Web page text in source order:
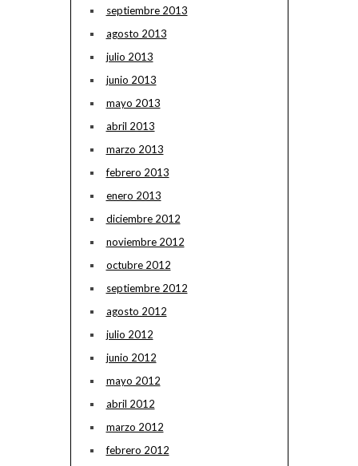
septiembre 2013
agosto 2013
julio 2013
junio 2013
mayo 2013
abril 2013
marzo 2013
febrero 2013
enero 2013
diciembre 2012
noviembre 2012
octubre 2012
septiembre 2012
agosto 2012
julio 2012
junio 2012
mayo 2012
abril 2012
marzo 2012
febrero 2012